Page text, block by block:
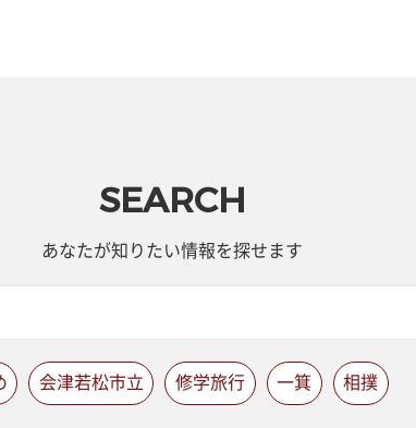
SEARCH
あなたが知りたい情報を探せます
会津若松市立 修学旅行 一箕 相撲